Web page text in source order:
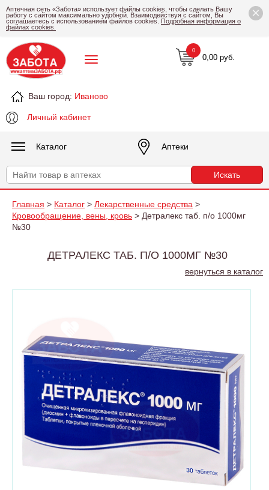
×
Аптечная сеть «Забота» использует файлы cookies, чтобы сделать Вашу
работу с сайтом максимально удобной. Взаимодействуя с сайтом, Вы
соглашаетесь с использованием файлов cookies. Подробная информация о
файлах cookies.
Ваш город: Иваново
Личный кабинет
0,00 руб.
0
Каталог Аптеки
Главная > Каталог > Лекарственные средства >
Кровообращение, вены, кровь > Детралекс таб. п/о 1000мг
№30
ДЕТРАЛЕКС ТАБ. П/О 1000МГ №30
вернуться в каталог